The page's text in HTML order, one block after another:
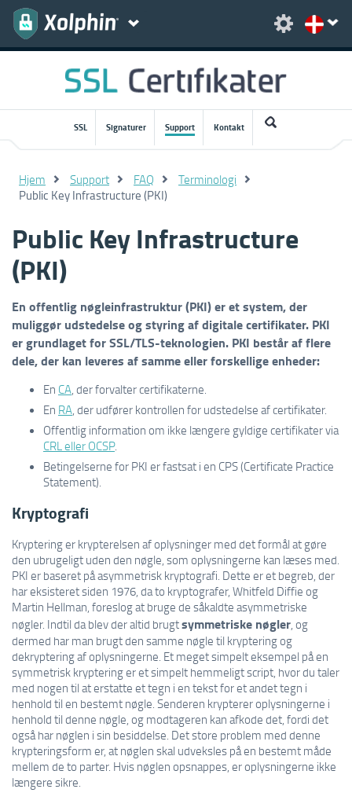
SSL Signaturer Support Kontakt
Hjem Support FAQ Terminologi
Public Key Infrastructure (PKI)
Public Key Infrastructure
(PKI)
En offentlig nøgleinfrastruktur (PKI) er et system, der
muliggør udstedelse og styring af digitale certifikater. PKI
er grundlaget for SSL/TLS-teknologien. PKI består af flere
dele, der kan leveres af samme eller forskellige enheder:
En CA , der forvalter certifikaterne.
En RA , der udfører kontrollen for udstedelse af certifikater.
Offentlig information om ikke længere gyldige certifikater via
CRL eller OCSP.
Betingelserne for PKI er fastsat i en CPS (Certificate Practice
Statement).
Kryptografi
Kryptering er krypterelsen af oplysninger med det formål at gøre
den ubrugeligt uden den nøgle, som oplysningerne kan læses med.
PKI er baseret på asymmetrisk kryptografi. Dette er et begreb, der
har eksisteret siden 1976, da to kryptografer, Whitfeld Diffie og
Martin Hellman, foreslog at bruge de såkaldte asymmetriske
nøgler. Indtil da blev der altid brugtsymmetriske nøgler , og
dermed har man brugt den samme nøgle til kryptering og
dekryptering af oplysningerne. Et meget simpelt eksempel på en
symmetrisk kryptering er et simpelt hemmeligt script, hvor du taler
med nogen til at erstatte et tegn i en tekst for et andet tegn i
henhold til en bestemt nøgle. Senderen krypterer oplysningerne i
henhold til denne nøgle, og modtageren kan afkode det, fordi det
også har nøglen i sin besiddelse. Det store problem med denne
krypteringsform er, at nøglen skal udveksles på en bestemt måde
mellem de to parter. Hvis nøglen opsnappes, er oplysningerne ikke
længere sikre.